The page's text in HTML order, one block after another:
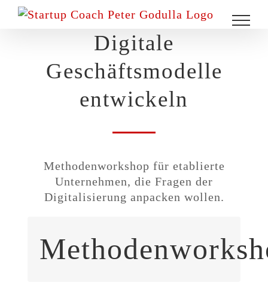
Zum
Inhalt
Digitale
Geschäftsmodelle
entwickeln
Methodenworkshop für etablierte
Unternehmen, die Fragen der
Digitalisierung anpacken wollen.
Dieser Workshop ist besonders
interessant für